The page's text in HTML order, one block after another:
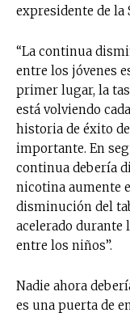
expresidente de la
“La continua
entre los jóvenes
primer lugar, la
está volviendo
historia de éxito
importante. En
continua debería
nicotina aumente
disminución del
acelerado durante
entre los niños”.
Nadie ahora
es una puerta de